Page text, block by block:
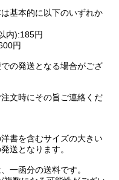
基本的に以下のいずれか
内):185円
円
の発送となる場合がござ
文時にその旨ご連絡くだ
書を含むサイズの大きい
送となります。
一函分の送料です。